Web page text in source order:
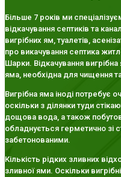
Більше 7 років ми
відкачування септиків та
вигрібних ям, туалетів,
про викачування септика
Шарки. Відкачування
яма, необхідна для чищення та
Вигрібна яма іноді потребує
оскільки з ділянки туди
дощова вода, а також
обладнується герметично зі
забетонованими.
Кількість рідких зливних
зливної ями. Оскільки